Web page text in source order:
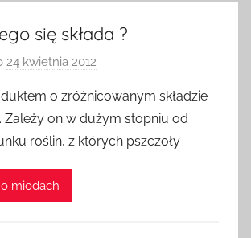
się składa ?
24 kwietnia 2012
z
e
z
o zróżnicowanym składzie
Zależy on w dużym stopniu od
roślin, z których pszczoły
miodach